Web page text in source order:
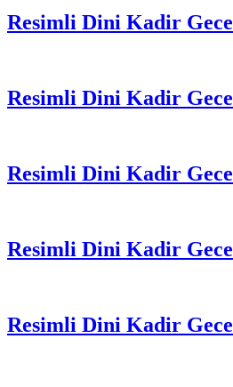
Resimli Dini Kadir
Resimli Dini Kadir
Resimli Dini Kadir
Resimli Dini Kadir
Resimli Dini Kadir